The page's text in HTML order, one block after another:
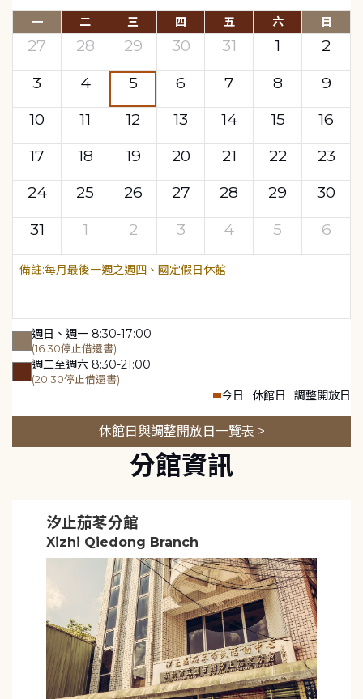
一 二 三 四 五 六 日
27 28 29 30 31 1
2
3
4 5 6 7 8
9
10
11 12 13 14 15
16
17
18 19 20 21 22
23
24
25 26 27 28 29
30
31
1 2 3 4 5 6
每月最後一週之週四、國定假日休館
週日、週一 8:30-17:00
(16:30停止借還書)
週二至週六 8:30-21:00
(20:30停止借還書)
今日 休館日 調整開放日
休館日與調整開放日一覽表 >
分館資訊
汐止茄苳分館
Xizhi Qiedong Branch